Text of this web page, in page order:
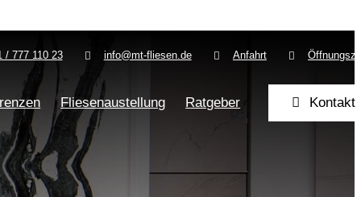
/ 777 110 23 info@mt-fliesen.de Anfahrt
Fliesenaustellung Ratgeber Kontakt